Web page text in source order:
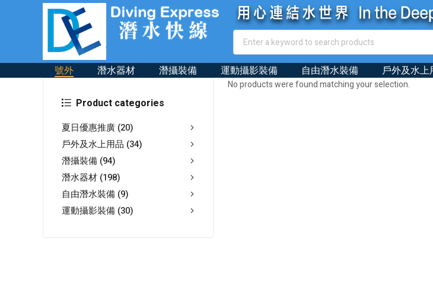
號外 潛水器材 潛攝裝備 運動攝影裝備 自由潛水裝備 戶外及水上
Product categories
夏日優惠推廣 (20)
戶外及水上用品 (34)
潛攝裝備 (94)
潛水器材 (198)
自由潛水裝備 (9)
運動攝影裝備 (30)
No products were found matching your selection.